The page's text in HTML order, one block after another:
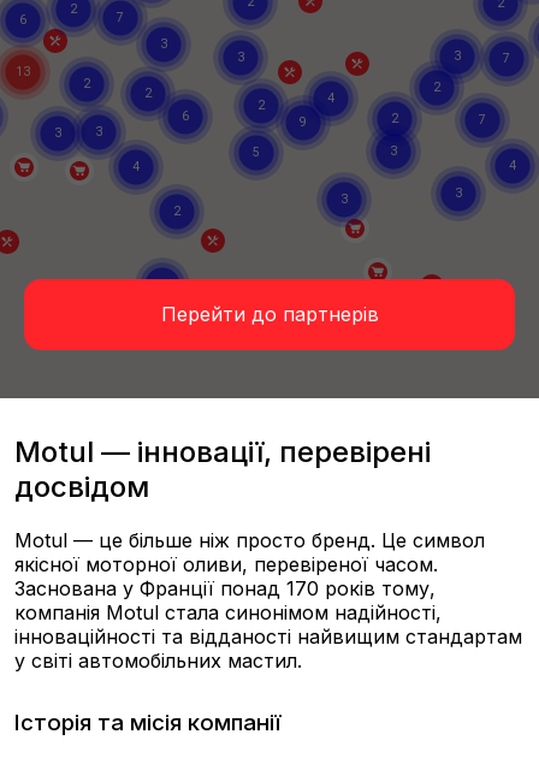
Перейти до партнерів
Motul — інновації, перевірені
досвідом
Motul — це більше ніж просто бренд. Це символ
якісної моторної оливи, перевіреної часом.
Заснована у Франції понад 170 років тому,
компанія Motul стала синонімом надійності,
інноваційності та відданості найвищим стандартам
у світі автомобільних мастил.
Історія та місія компанії